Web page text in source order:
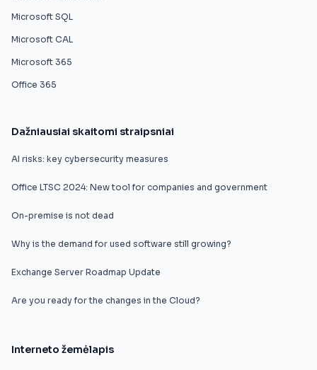
Microsoft SQL
Microsoft CAL
Microsoft 365
Office 365
Dažniausiai skaitomi straipsniai
AI risks: key cybersecurity measures
Office LTSC 2024: New tool for companies and government
On-premise is not dead
Why is the demand for used software still growing?
Exchange Server Roadmap Update
Are you ready for the changes in the Cloud?
Interneto žemėlapis